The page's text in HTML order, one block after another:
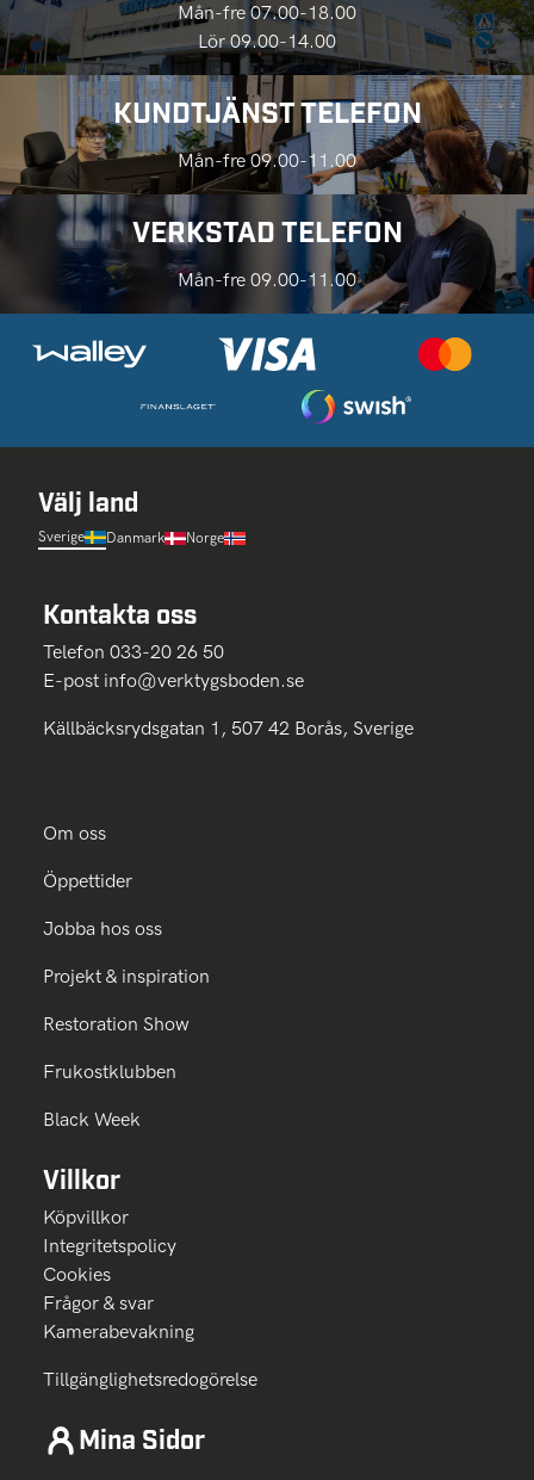
Mån-fre 07.00-18.00
Lör 09.00-14.00
KUNDTJÄNST TELEFON
Mån-fre 09.00-11.00
VERKSTAD TELEFON
Mån-fre 09.00-11.00
Välj land
Sverige Danmark Norge
Kontakta oss
Telefon 033-20 26 50
E-post info@verktygsboden.se
Källbäcksrydsgatan 1, 507 42 Borås, Sverige
Om oss
Öppettider
Jobba hos oss
Projekt & inspiration
Restoration Show
Frukostklubben
Black Week
Villkor
Köpvillkor
Integritetspolicy
Cookies
Frågor & svar
Kamerabevakning
Tillgänglighetsredogörelse
Mina Sidor